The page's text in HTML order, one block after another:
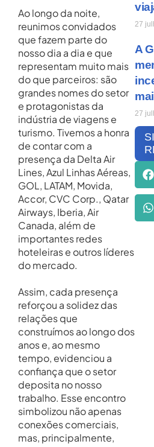
Ao longo da noite,
reunimos convidados
que fazem parte do
nosso dia a dia e que
representam muito mais
do que parceiros: são
grandes nomes do setor
e protagonistas da
indústria de viagens e
turismo. Tivemos a honra
de contar com a
presença da Delta Air
Lines, Azul Linhas Aéreas,
GOL, LATAM, Movida,
Accor, CVC Corp., Qatar
Airways, Iberia, Air
Canada, além de
importantes redes
hoteleiras e outros líderes
do mercado.
Assim, cada presença
reforçou a solidez das
relações que
construímos ao longo dos
anos e, ao mesmo
tempo, evidenciou a
confiança que o setor
deposita no nosso
trabalho. Esse encontro
simbolizou não apenas
conexões comerciais,
mas, principalmente,
27
A
27